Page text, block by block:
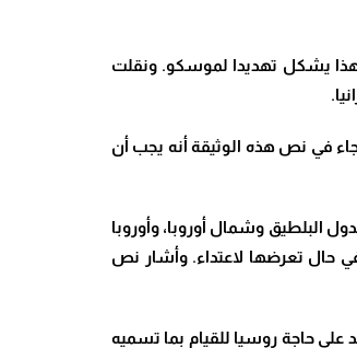
هذا يشكل تهديدا لموسكو. ونقلت
في نص هذه الوثيقة أنه يجب أن
البلطيق وشمال أوروبا، وأوروبا
حال تعرضها لاعتداء. وأشار نص
على حاجة روسيا للقيام بما تسميه